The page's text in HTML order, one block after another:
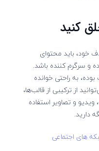
کنید
خود، باید محتوای
و سرگرم کننده باشد.
به راحتی خوانده
از ترکیبی از قالب‌ها،
و تصاویر استفاده
دارید.
های اجتماعی